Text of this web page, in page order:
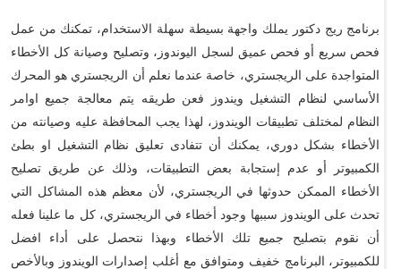
برنامج ريج دكتور يملك واجهة بسيطة سهلة الاستخدام، تمكنك من عمل
فحص سريع أو فحص عميق لسجل اليوندوز، وتصليح وصيانة كل الأخطاء
المتواجدة على الريجستري، خاصة عندما نعلم أن الريجستري هو المحرك
الأساسي لنظام التشغيل ويندوز فعن طريقه يتم معالجة جميع اوامر
النظام لمختلف تطبيقات الويندوز، لهذا يجب المحافظة عليه وصيانته من
الأخطاء بشكل دوري، يمكنك أن تتفادى تعليق نظام التشغيل او بطئ
الكمبيوتر أو عدم إستجابة بعض التطبيقات، وذلك عن طريق تصليح
الأخطاء الممكن حدوثها في الريجستري، لأن معظم هذه المشاكل التي
تحدث على الويندوز سببها وجود أخطاء في الريجستري، كل ما علينا فعله
أن نقوم بتصليح جميع تلك الأخطاء وبهذا نتحصل على أداء افضل
للكمبيوتر، البرنامج خفيف ومتوافق مع أغلب إصدارات الويندوز وبالأخص